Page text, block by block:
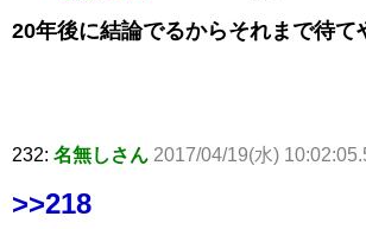
20年後に結論でるからそれまで待て
232: 名無しさん 2017/04/19(水)
>>218